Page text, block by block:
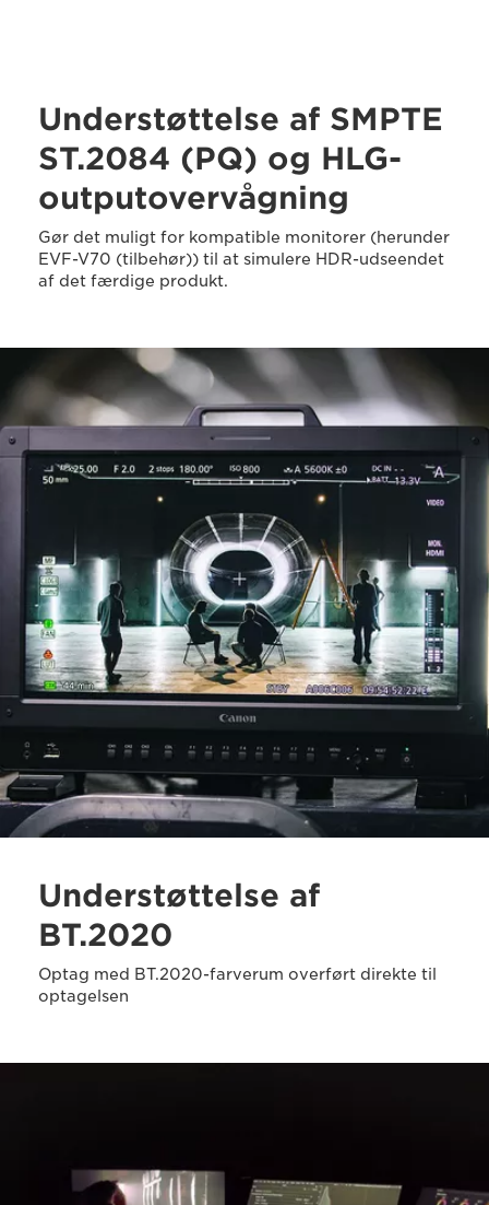
Understøttelse af SMPTE
ST.2084 (PQ) og HLG-
outputovervågning
Gør det muligt for kompatible monitorer (herunder
EVF-V70 (tilbehør)) til at simulere HDR-udseendet
af det færdige produkt.
Understøttelse af
BT.2020
Optag med BT.2020-farverum overført direkte til
optagelsen